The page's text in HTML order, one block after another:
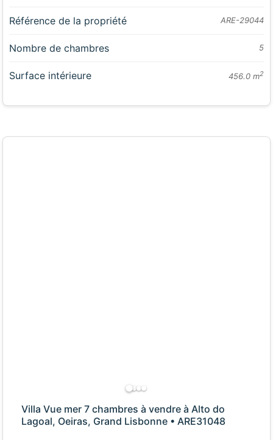
Référence de la propriété ARE-29044
Nombre de chambres 5
Surface intérieure 456.0 m2
Villa Vue mer 7 chambres à vendre à Alto do
Lagoal, Oeiras, Grand Lisbonne • ARE31048